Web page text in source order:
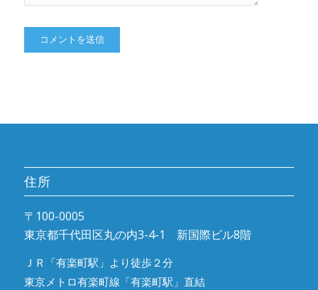
住所
〒100-0005
東京都千代田区丸の内3-4-1 新国際ビル8階
ＪＲ「有楽町駅」より徒歩２分
東京メトロ有楽町線「有楽町駅」直結